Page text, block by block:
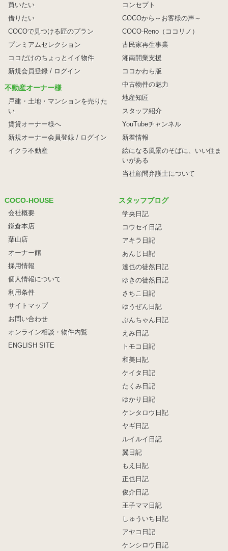
買いたい
借りたい
COCOで見つける匠のプラン
プレミアムセレクション
ココだけのちょっとイイ物件
新規会員登録 / ログイン
不動産オーナー様
戸建・土地・マンションを売りた
い
賃貸オーナー様へ
新規オーナー会員登録 / ログイン
イクラ不動産
コンセプト
COCOから～お客様の声～
COCO-Reno（ココリノ）
古民家再生事業
湘南開業支援
ココかわら版
中古物件の魅力
地産知匠
スタッフ紹介
YouTubeチャンネル
新着情報
絵になる風景のそばに、 いい住ま
いがある
当社顧問弁護士について
COCO-HOUSE
会社概要
鎌倉本店
葉山店
オーナー館
採用情報
個人情報について
利用条件
サイトマップ
お問い合わせ
オンライン相談・物件内覧
ENGLISH SITE
スタッフブログ
学央日記
コウセイ日記
アキラ日記
あんじ日記
達也の徒然日記
ゆきの徒然日記
さちこ日記
ゆうぜん日記
ぶんちゃん日記
えみ日記
トモコ日記
和美日記
ケイタ日記
たくみ日記
ゆかり日記
ケンタロウ日記
ヤギ日記
ルイルイ日記
翼日記
もえ日記
正也日記
俊介日記
王子ママ日記
しゅういち日記
アヤコ日記
ケンシロウ日記